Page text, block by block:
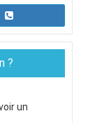
04.70.09.94.57
?
un